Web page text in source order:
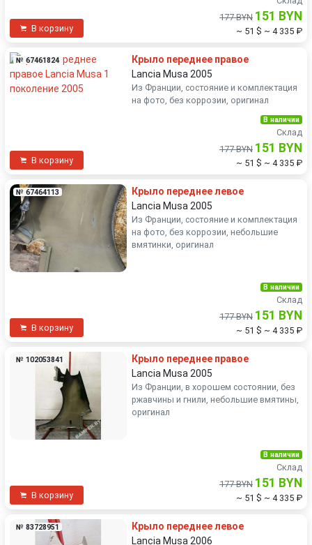
В корзину
177 BYN 151 BYN
~ 51 $ ~ 4 335 ₽
№ 67461824
Крыло переднее правое
Lancia Musa 2005
Из Франции, состояние и комплектация
на фото, без коррозии, оригинал
В корзину
В наличии
Склад
177 BYN 151 BYN
~ 51 $ ~ 4 335 ₽
№ 67464113
Крыло переднее левое
Lancia Musa 2005
Из Франции, состояние и комплектация
на фото, без коррозии, небольшие
вмятинки, оригинал
В корзину
В наличии
Склад
177 BYN 151 BYN
~ 51 $ ~ 4 335 ₽
№ 102053841
Крыло переднее правое
Lancia Musa 2005
Из Франции, в хорошем состоянии, без
ржавчины и гнили, небольшие вмятины,
оригинал
В корзину
В наличии
Склад
177 BYN 151 BYN
~ 51 $ ~ 4 335 ₽
№ 83728951
Крыло переднее левое
Lancia Musa 2006